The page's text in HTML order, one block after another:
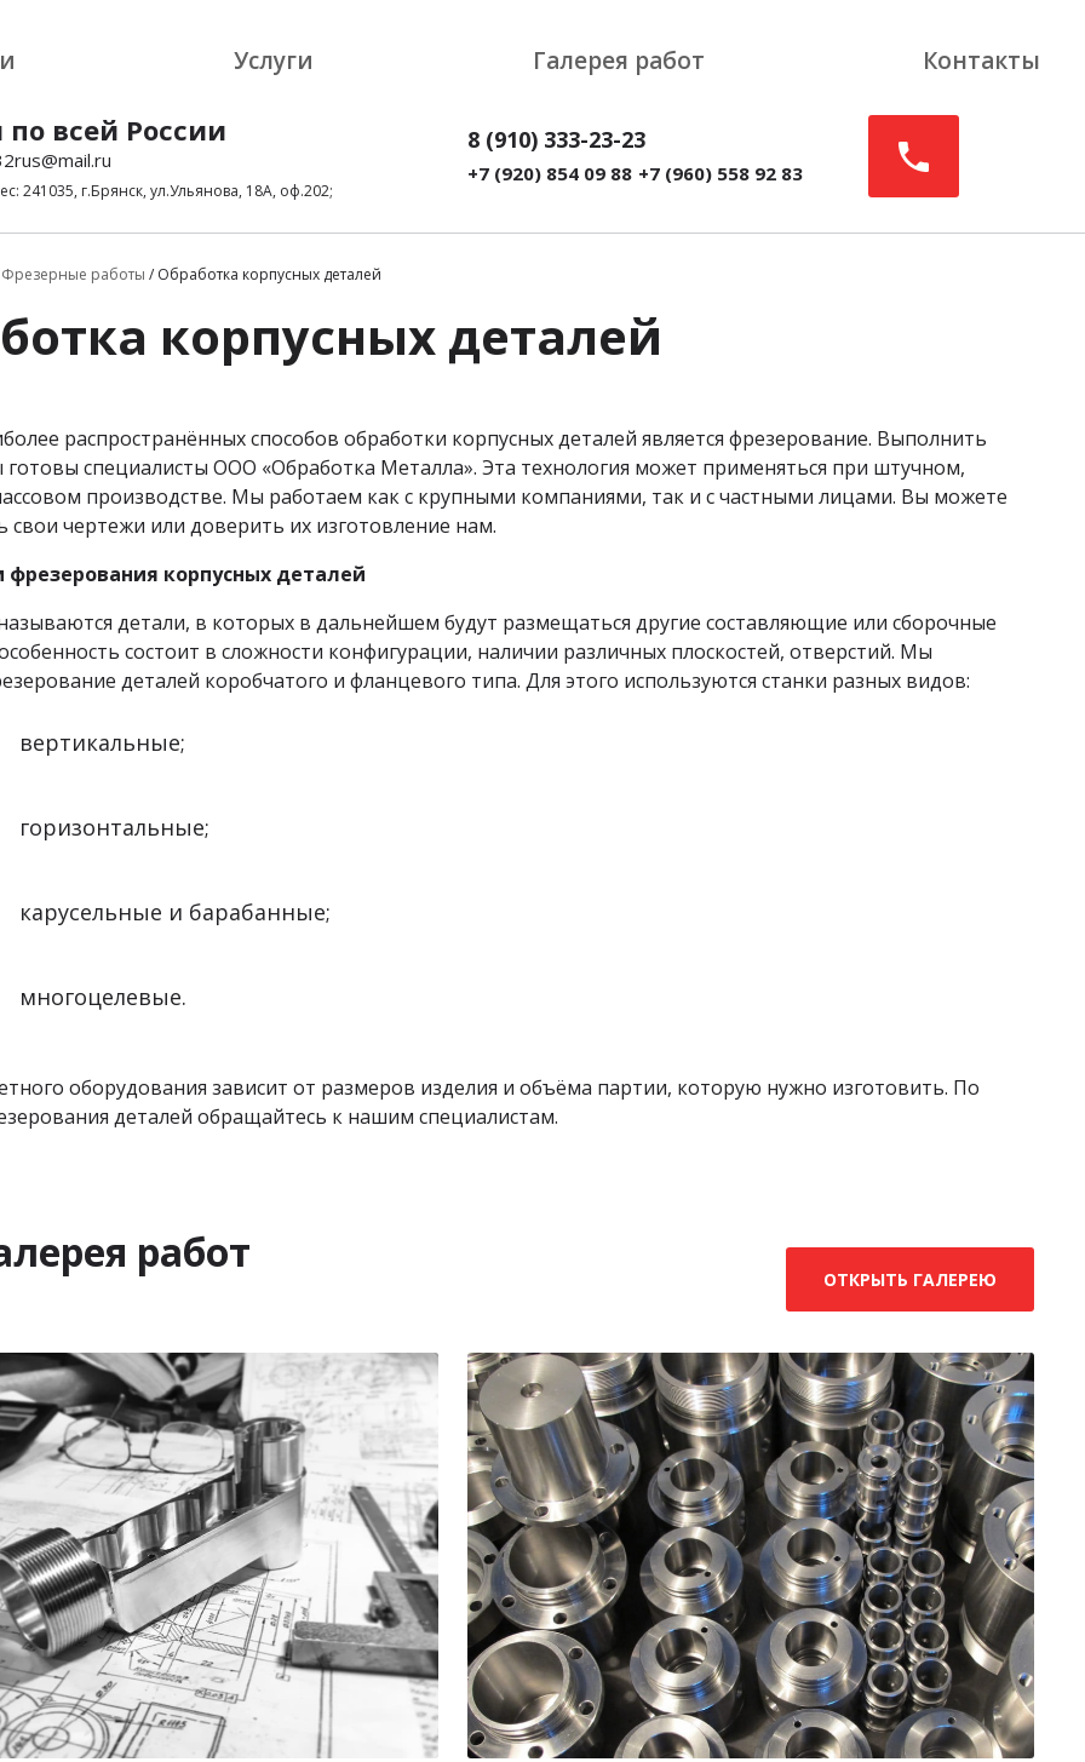
Услуги Галерея работ Контакты
всей России
241035, г.Брянск, ул.Ульянова, 18А, оф.202;
8 (910) 333-23-23
+7 (920) 854 09 88 +7 (960) 558 92 83
Фрезерные работы​ / Обработка корпусных деталей
корпусных деталей
распространённых способов обработки корпусных деталей является фрезерование. Выполнить
готовы специалисты ООО «Обработка Металла». Эта технология может применяться при штучном,
производстве. Мы работаем как с крупными компаниями, так и с частными лицами. Вы можете
свои чертежи или доверить их изготовление нам.
фрезерования корпусных деталей
детали, в которых в дальнейшем будут размещаться другие составляющие или сборочные
состоит в сложности конфигурации, наличии различных плоскостей, отверстий. Мы
деталей коробчатого и фланцевого типа. Для этого используются станки разных видов:
вертикальные;
горизонтальные;
карусельные и барабанные;
многоцелевые.
оборудования зависит от размеров изделия и объёма партии, которую нужно изготовить. По
деталей обращайтесь к нашим специалистам.
работ
ОТКРЫТЬ ГАЛЕРЕЮ